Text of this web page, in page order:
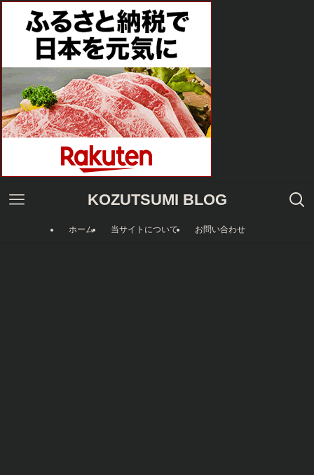
KOZUTSUMI BLOG
ホーム 当サイトについて お問い合わせ